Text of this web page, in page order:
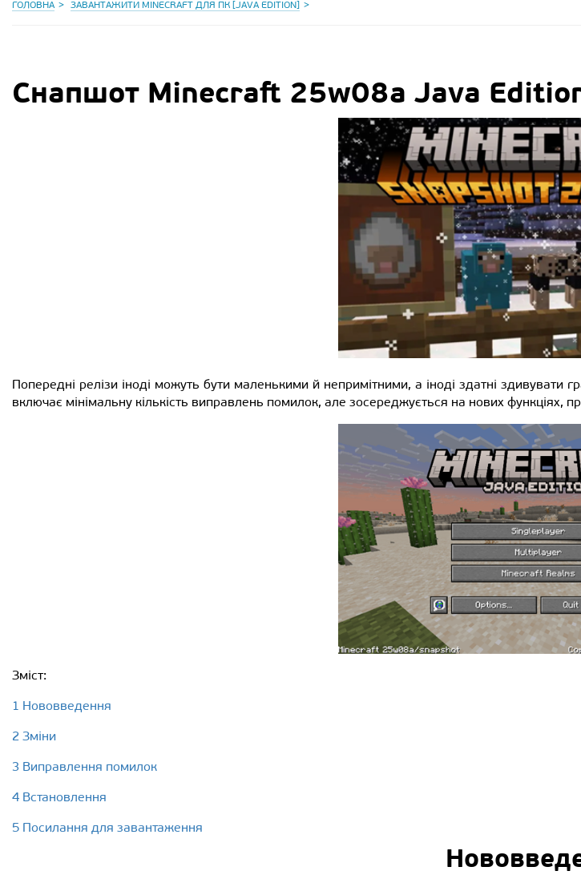
ГОЛОВНА ЗАВАНТАЖИТИ MINECRAFT ДЛЯ ПК [JAVA EDITION]
Снапшот Minecraft 25w08a Java
Попередні релізи іноді можуть бути маленькими й непримітними, а іноді здатні
включає мінімальну кількість виправлень помилок, але зосереджується на нових функціях,
Зміст:
1 Нововведення
2 Зміни
3 Виправлення помилок
4 Встановлення
5 Посилання для завантаження